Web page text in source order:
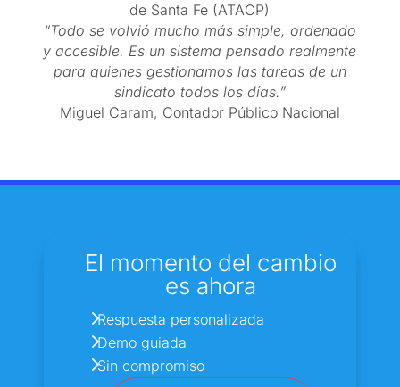
de Santa Fe (ATACP)
“Todo se volvió mucho más simple, ordenado
y accesible. Es un sistema pensado realmente
para quienes gestionamos las tareas de un
sindicato todos los días.”
Miguel Caram, Contador Público Nacional
El momento del cambio
es ahora
5
Respuesta personalizada
5
Demo guiada
5Sin compromiso